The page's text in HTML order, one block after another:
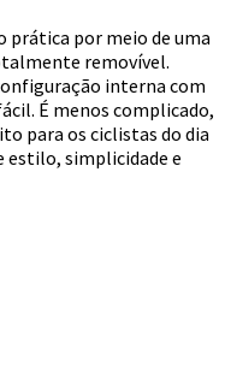
prática por meio de uma
removível.
interna com
É menos complicado,
para os ciclistas do dia
estilo, simplicidade e